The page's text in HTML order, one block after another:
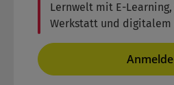
Lernwelt mit E-
Werkstatt und